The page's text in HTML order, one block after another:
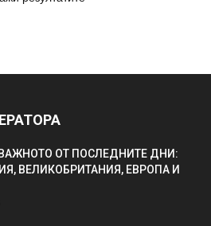
ОТ ПОСЛЕДНИТЕ ДНИ:
ВЕЛИКОБРИТАНИЯ, ЕВРОПА И